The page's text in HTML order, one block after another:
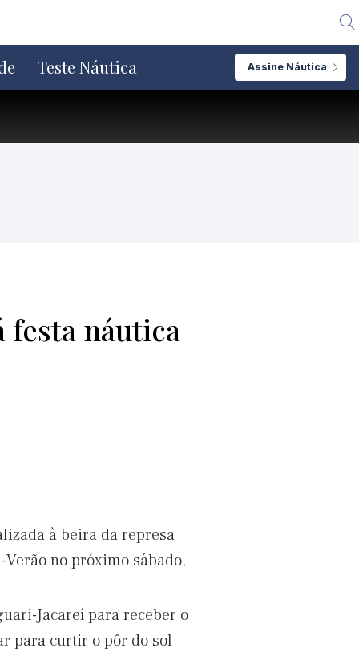
Teste Náutica Assine Náutica
náutica
à beira da represa
no próximo sábado,
Jacareí para receber o
para curtir o pôr do sol